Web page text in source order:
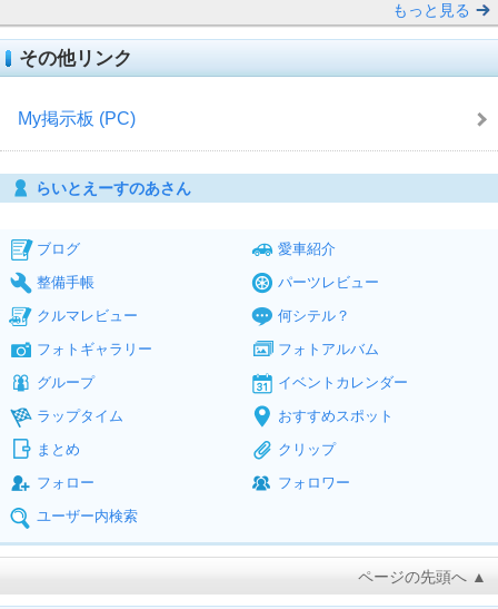
もっと見る
その他リンク
My掲示板 (PC)
らいとえーすのあさん
ブログ
愛車紹介
整備手帳
パーツレビュー
クルマレビュー
何シテル？
フォトギャラリー
フォトアルバム
グループ
イベントカレンダー
ラップタイム
おすすめスポット
まとめ
クリップ
フォロー
フォロワー
ユーザー内検索
ページの先頭へ ▲